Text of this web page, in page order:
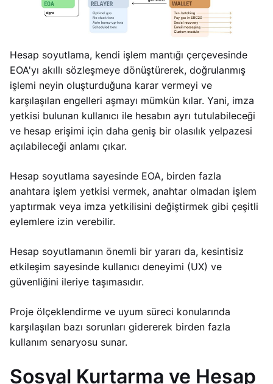
Hesap soyutlama, kendi işlem mantığı çerçevesinde
EOA'yı akıllı sözleşmeye dönüştürerek, doğrulanmış
işlemi neyin oluşturduğuna karar vermeyi ve
karşılaşılan engelleri aşmayı mümkün kılar. Yani, imza
yetkisi bulunan kullanıcı ile hesabın ayrı tutulabileceği
ve hesap erişimi için daha geniş bir olasılık yelpazesi
açılabileceği anlamı çıkar.
Hesap soyutlama sayesinde EOA, birden fazla
anahtara işlem yetkisi vermek, anahtar olmadan işlem
yaptırmak veya imza yetkilisini değiştirmek gibi çeşitli
eylemlere izin verebilir.
Hesap soyutlamanın önemli bir yararı da, kesintisiz
etkileşim sayesinde kullanıcı deneyimi (UX) ve
güvenliğini ileriye taşımasıdır.
Proje ölçeklendirme ve uyum süreci konularında
karşılaşılan bazı sorunları gidererek birden fazla
kullanım senaryosu sunar.
Sosyal Kurtarma ve Hesap